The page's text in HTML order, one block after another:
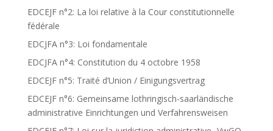
EDCEJF n°2: La loi relative à la Cour constitutionnelle
fédérale
EDCJFA n°3: Loi fondamentale
EDCJFA n°4: Constitution du 4 octobre 1958
EDCEJF n°5: Traité d’Union / Einigungsvertrag
EDCEJF n°6: Gemeinsame lothringisch-saarländische
administrative Einrichtungen und Verfahrensweisen